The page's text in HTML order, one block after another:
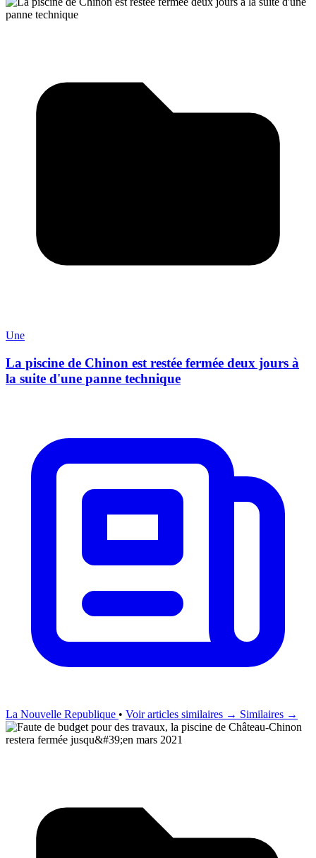
Une
La piscine de Chinon est restée fermée deux jours à
la suite d'une panne technique
La Nouvelle Republique • Voir articles similaires → Similaires →